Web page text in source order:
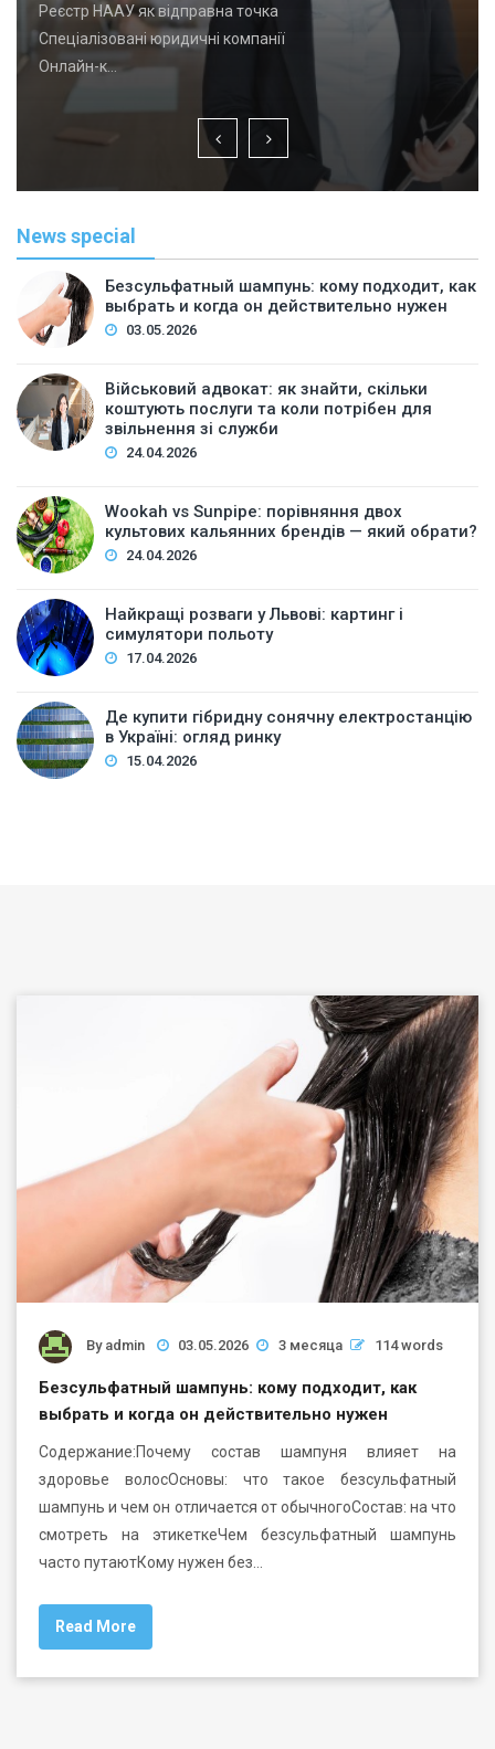
Реєстр НААУ як відправна точка
Спеціалізовані юридичні компанії
Онлайн-к…
News special
Безсульфатный шампунь: кому подходит, как
выбрать и когда он действительно нужен
03.05.2026
Військовий адвокат: як знайти, скільки
коштують послуги та коли потрібен для
звільнення зі служби
24.04.2026
Wookah vs Sunpipe: порівняння двох
культових кальянних брендів — який обрати?
24.04.2026
Найкращі розваги у Львові: картинг і
симулятори польоту
17.04.2026
Де купити гібридну сонячну електростанцію
в Україні: огляд ринку
15.04.2026
By admin 03.05.2026 3 месяца 114 words
Безсульфатный шампунь: кому подходит, как
выбрать и когда он действительно нужен
Содержание:Почему состав шампуня влияет на
здоровье волосОсновы: что такое безсульфатный
шампунь и чем он отличается от обычногоСостав: на что
смотреть на этикеткеЧем безсульфатный шампунь
часто путаютКому нужен без…
Read More